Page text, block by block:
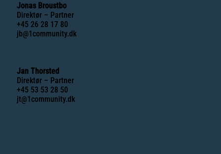
Jonas Broustbo
Direktør – Partner
+45 26 28 17 80
jb@1community.dk
Jan Thorsted
Direktør – Partner
+45 53 53 28 50
jt@1community.dk